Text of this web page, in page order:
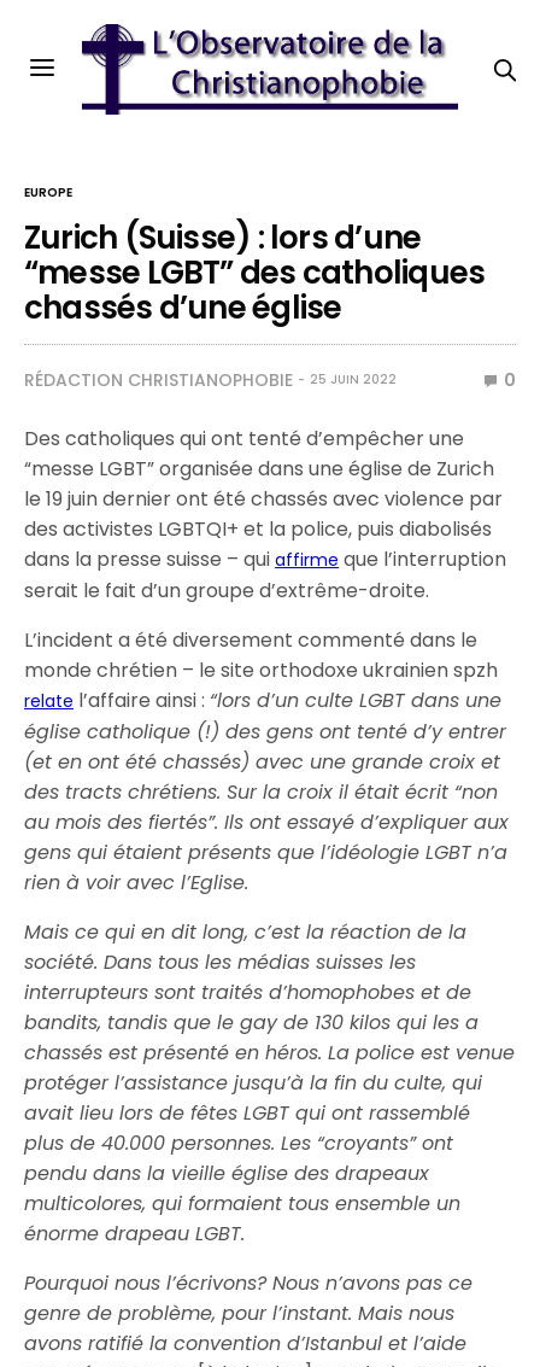
EUROPE
Zurich (Suisse) : lors d’une
“messe LGBT” des catholiques
chassés d’une église
RÉDACTION CHRISTIANOPHOBIE 25 JUIN 2022 0
Des catholiques qui ont tenté d’empêcher une
“messe LGBT” organisée dans une église de Zurich
le 19 juin dernier ont été chassés avec violence par
des activistes LGBTQI+ et la police, puis diabolisés
dans la presse suisse – quiaffirme que l’interruption
serait le fait d’un groupe d’extrême-droite.
L’incident a été diversement commenté dans le
monde chrétien – le site orthodoxe ukrainien spzh
relate l’affaire ainsi : “lors d’un culte LGBT dans une
église catholique (!) des gens ont tenté d’y entrer
(et en ont été chassés) avec une grande croix et
des tracts chrétiens. Sur la croix il était écrit “non
au mois des fiertés”. Ils ont essayé d’expliquer aux
gens qui étaient présents que l’idéologie LGBT n’a
rien à voir avec l’Eglise.
Mais ce qui en dit long, c’est la réaction de la
société. Dans tous les médias suisses les
interrupteurs sont traités d’homophobes et de
bandits, tandis que le gay de 130 kilos qui les a
chassés est présenté en héros. La police est venue
protéger l’assistance jusqu’à la fin du culte, qui
avait lieu lors de fêtes LGBT qui ont rassemblé
plus de 40.000 personnes. Les “croyants” ont
pendu dans la vieille église des drapeaux
multicolores, qui formaient tous ensemble un
énorme drapeau LGBT.
Pourquoi nous l’écrivons? Nous n’avons pas ce
genre de problème, pour l’instant. Mais nous
avons ratifié la convention d’Istanbul et l’aide